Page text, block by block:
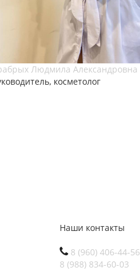
Людмила Александровна
косметолог
Наши контакты
8 (960) 406-44-56
8 (988) 834-60-03